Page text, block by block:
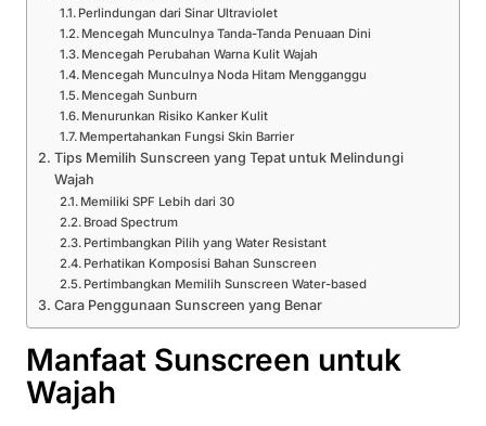
Perlindungan dari Sinar Ultraviolet
Mencegah Munculnya Tanda-Tanda Penuaan Dini
Mencegah Perubahan Warna Kulit Wajah
Mencegah Munculnya Noda Hitam Mengganggu
Mencegah Sunburn
Menurunkan Risiko Kanker Kulit
Mempertahankan Fungsi Skin Barrier
Tips Memilih Sunscreen yang Tepat untuk Melindungi
Wajah
Memiliki SPF Lebih dari 30
Broad Spectrum
Pertimbangkan Pilih yang Water Resistant
Perhatikan Komposisi Bahan Sunscreen
Pertimbangkan Memilih Sunscreen Water-based
Cara Penggunaan Sunscreen yang Benar
Manfaat Sunscreen untuk
Wajah